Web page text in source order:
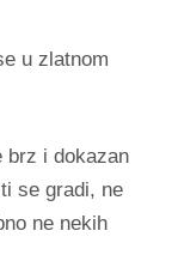
u zlatnom
brz i dokazan
se gradi, ne
ne nekih